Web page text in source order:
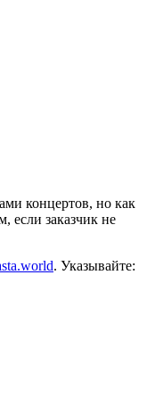
концертов, но как
если заказчик не
. Указывайте: